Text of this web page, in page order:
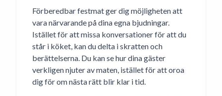
Förberedbar festmat ger dig möjligheten att
vara närvarande på dina egna bjudningar.
Istället för att missa konversationer för att du
står i köket, kan du delta i skratten och
berättelserna. Du kan se hur dina gäster
verkligen njuter av maten, istället för att oroa
dig för om nästa rätt blir klar i tid.